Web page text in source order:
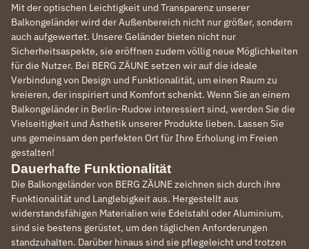
Mit der optischen Leichtigkeit und Transparenz unserer
Balkongeländer wird der Außenbereich nicht nur größer, sondern
auch aufgewertet. Unsere Geländer bieten nicht nur
Sicherheitsaspekte, sie eröffnen zudem völlig neue Möglichkeiten
für die Nutzer. Bei BERG ZÄUNE setzen wir auf die ideale
Verbindung von Design und Funktionalität, um einen Raum zu
kreieren, der inspiriert und Komfort schenkt. Wenn Sie an einem
Balkongeländer in Berlin-Rudow interessiert sind, werden Sie die
Vielseitigkeit und Ästhetik unserer Produkte lieben. Lassen Sie
uns gemeinsam den perfekten Ort für Ihre Erholung im Freien
gestalten!
Dauerhafte Funktionalität
Die Balkongeländer von BERG ZÄUNE zeichnen sich durch ihre
Funktionalität und Langlebigkeit aus. Hergestellt aus
widerstandsfähigen Materialien wie Edelstahl oder Aluminium,
sind sie bestens gerüstet, um den täglichen Anforderungen
standzuhalten. Darüber hinaus sind sie pflegeleicht und trotzen